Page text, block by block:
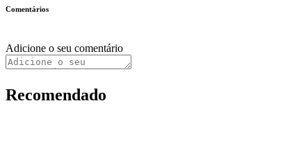
Comentários
Adicione o seu comentário
Recomendado